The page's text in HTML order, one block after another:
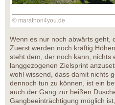
© marathon4you.de
Wenn es nur noch abwärts geht,
Zuerst werden noch kräftig
steht dem, der noch kann, nichts
langgezogenen Zielsprint
wohl wissend, dass damit nichts
dennoch tun zu können, ist ein
auch der Gang zur heißen
Gangbeeinträchtigung möglich